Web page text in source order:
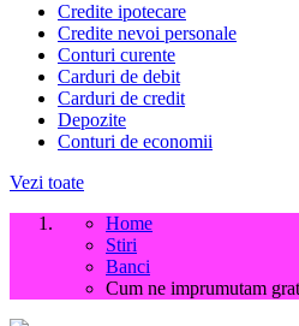
Credite ipotecare
Credite nevoi personale
Conturi curente
Carduri de debit
Carduri de credit
Depozite
Conturi de economii
Vezi toate
Home
Stiri
Banci
Cum ne imprumutam